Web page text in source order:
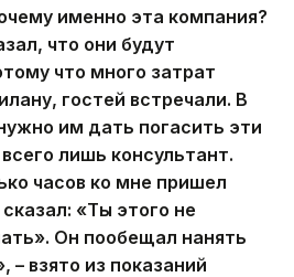
именно эта компания?
что они будут
что много затрат
гостей встречали. В
им дать погасить эти
лишь консультант.
часов ко мне пришел
«Ты этого не
Он пообещал нанять
– взято из показаний